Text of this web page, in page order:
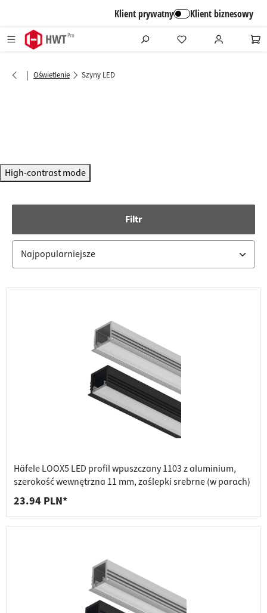
Klient prywatny Klient biznesowy
| Oświetlenie Szyny LED
High-contrast mode
Filtr
Häfele LOOX5 LED profil wpuszczany 1103 z aluminium,
szerokość wewnętrzna 11 mm, zaślepki srebrne (w parach)
23.94 PLN*